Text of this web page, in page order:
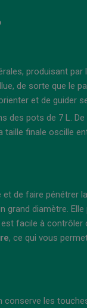
produisant par
de sorte que le
et de guider
des pots de 7 L.
taille finale oscille
de faire pénétrer
grand diamètre.
facile à contrôler
, ce qui vous
conserve les